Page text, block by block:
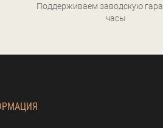
Поддерживаем заводскую
часы